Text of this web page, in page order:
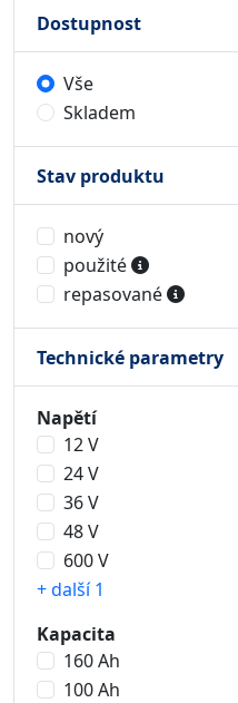
Dostupnost
Vše
Skladem
Stav produktu
nový
použité
repasované
Technické parametry
Napětí
12 V
24 V
36 V
48 V
600 V
+ další 1
Kapacita
160 Ah
100 Ah